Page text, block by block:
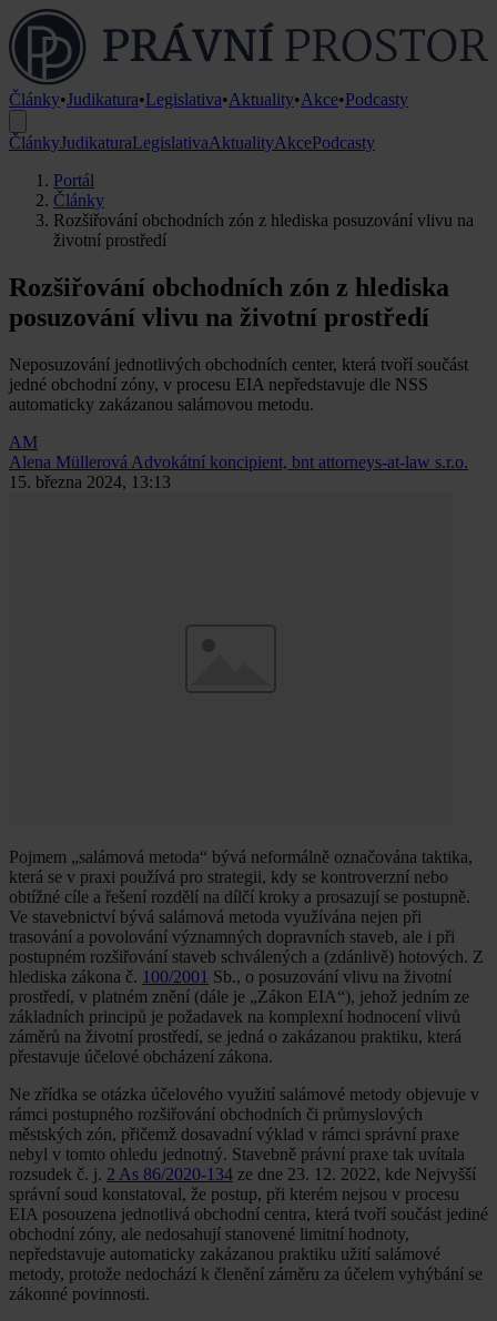
Články•Judikatura•Legislativa•Aktuality•Akce•Podcasty
ČlánkyJudikaturaLegislativaAktualityAkcePodcasty
Portál
Články
Rozšiřování obchodních zón z hlediska posuzování vlivu na
životní prostředí
Rozšiřování obchodních zón z hlediska
posuzování vlivu na životní prostředí
Neposuzování jednotlivých obchodních center, která tvoří součást
jedné obchodní zóny, v procesu EIA nepředstavuje dle NSS
automaticky zakázanou salámovou metodu.
AM
Alena Müllerová Advokátní koncipient, bnt attorneys-at-law s.r.o.
15. března 2024, 13:13
Pojmem „salámová metoda“ bývá neformálně označována taktika,
která se v praxi používá pro strategii, kdy se kontroverzní nebo
obtížné cíle a řešení rozdělí na dílčí kroky a prosazují se postupně.
Ve stavebnictví bývá salámová metoda využívána nejen při
trasování a povolování významných dopravních staveb, ale i při
postupném rozšiřování staveb schválených a (zdánlivě) hotových. Z
hlediska zákona č. 100/2001 Sb., o posuzování vlivu na životní
prostředí, v platném znění (dále je „Zákon EIA“), jehož jedním ze
základních principů je požadavek na komplexní hodnocení vlivů
záměrů na životní prostředí, se jedná o zakázanou praktiku, která
přestavuje účelové obcházení zákona.
Ne zřídka se otázka účelového využití salámové metody objevuje v
rámci postupného rozšiřování obchodních či průmyslových
městských zón, přičemž dosavadní výklad v rámci správní praxe
nebyl v tomto ohledu jednotný. Stavebně právní praxe tak uvítala
rozsudek č. j. 2 As 86/2020-134 ze dne 23. 12. 2022, kde Nejvyšší
správní soud konstatoval, že postup, při kterém nejsou v procesu
EIA posouzena jednotlivá obchodní centra, která tvoří součást jediné
obchodní zóny, ale nedosahují stanovené limitní hodnoty,
nepředstavuje automaticky zakázanou praktiku užití salámové
metody, protože nedochází k členění záměru za účelem vyhýbání se
zákonné povinnosti.